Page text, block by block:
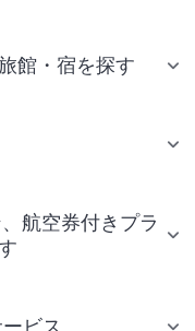
館・宿を探す
航空券付きプラ